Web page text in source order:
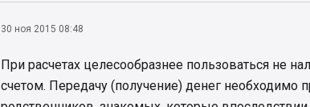
30 ноя 2015 08:48
При расчетах целесообразнее пользоваться не
счетом. Передачу (получение) денег необходимо